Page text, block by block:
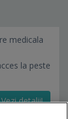
medicala
la peste
Vezi detalii!